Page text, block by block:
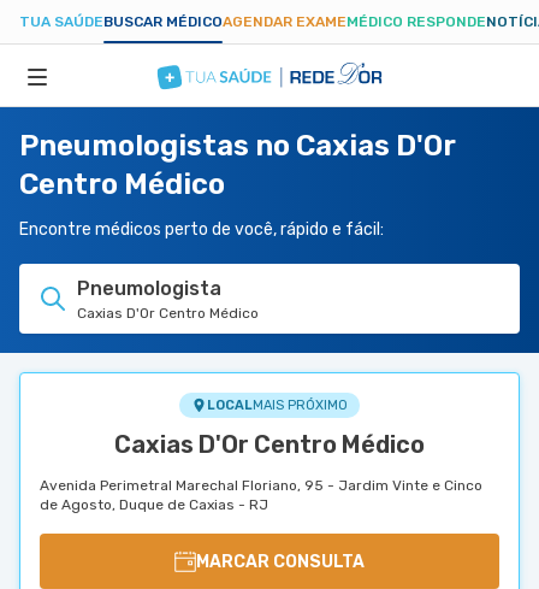
TUA SAÚDEBUSCAR MÉDICOAGENDAR EXAMEMÉDICO RESPONDE
ESPECIALIDADES
HOSPITAIS
TUASAUDE.COM
Pneumologistas no Caxias D'Or
Centro Médico
Encontre médicos perto de você, rápido e fácil:
Pneumologista
Caxias D'Or Centro Médico
LOCALMAIS PRÓXIMO
Caxias D'Or Centro Médico
Avenida Perimetral Marechal Floriano, 95 - Jardim Vinte e Cinco
de Agosto, Duque de Caxias - RJ
MARCAR CONSULTA